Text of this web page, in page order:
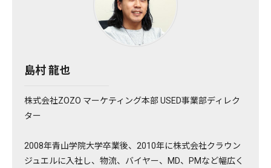
島村 龍也
株式会社ZOZO マーケティング本部 USED事業部ディレク
ター
2008年青山学院大学卒業後、2010年に株式会社クラウン
ジュエルに入社し、物流、バイヤー、MD、PMなど幅広く